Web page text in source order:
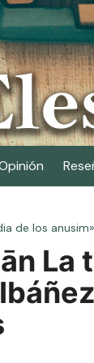
de los
La